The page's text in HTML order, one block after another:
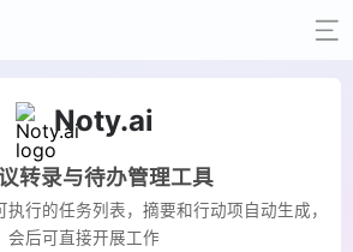
Noty.ai
转录与待办管理工具
行的任务列表，摘要和行动项自动生成，
会后可直接开展工作